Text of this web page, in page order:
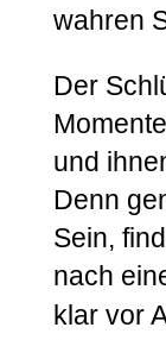
wahren
Der
und
Denn
Sein,
nach
klar vor